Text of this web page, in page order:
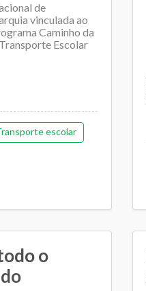
de
vinculada ao
Caminho da
Escolar
escolar
o